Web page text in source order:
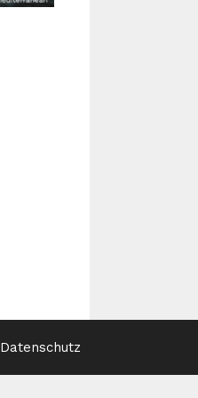
Datenschutz